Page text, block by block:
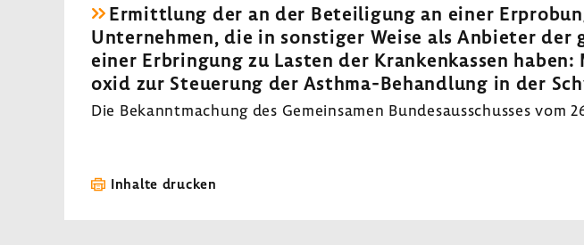
Ermitt­lung der an der Betei­li­gung an einer
Unter­nehmen, die in sons­tiger Weise als Anbieter
einer Erbrin­gung zu Lasten der Kran­ken­kassen
oxid zur Steue­rung der Asthma-​Behandlung in der
Die Bekannt­ma­chung des Gemein­samen Bundes­aus­schusses
Inhalte drucken